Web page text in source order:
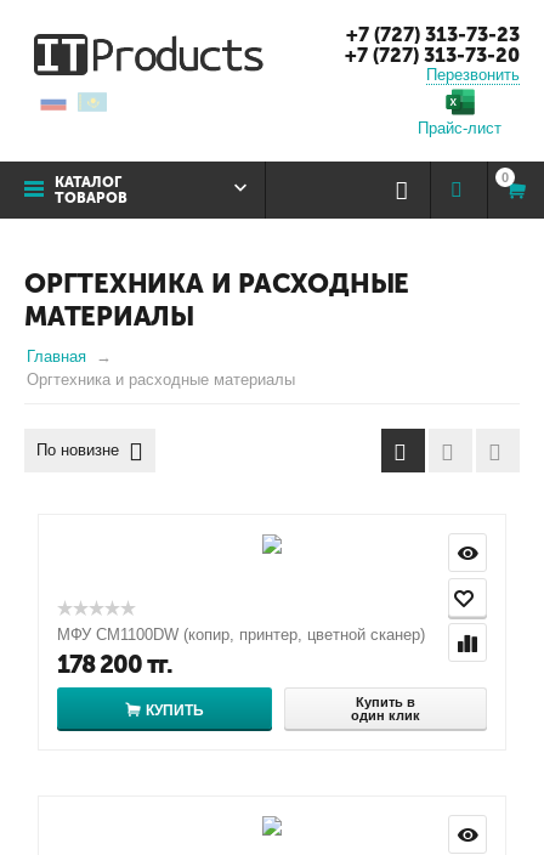
+7 (727) 313-73-23
+7 (727) 313-73-20
Перезвонить
Прайс-лист
КАТАЛОГ
ТОВАРОВ
0
ОРГТЕХНИКА И РАСХОДНЫЕ
МАТЕРИАЛЫ
Главная
Оргтехника и расходные материалы
По новизне
МФУ CM1100DW (копир, принтер, цветной сканер)
178 200тг.
КУПИТЬ
Купить в
один клик